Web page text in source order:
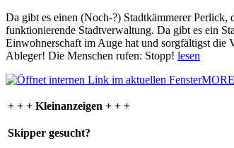
Da gibt es einen (Noch-?) Stadtkämmerer Perlick,
funktionierende Stadtverwaltung. Da gibt es ein
Einwohnerschaft im Auge hat und sorgfältigst die
Ableger! Die Menschen rufen: Stopp! lesen
+ + + Kleinanzeigen + + +
Skipper gesucht?